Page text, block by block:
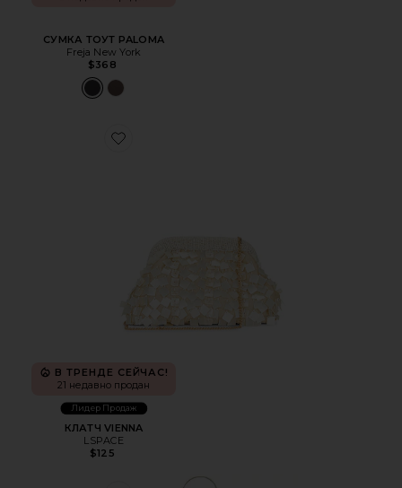
СУМКА ТОУТ PALOMA
Freja New York
$368
Favorite КЛАТЧ VIENNA
В ТРЕНДЕ СЕЙЧАС!
21 недавно продан
Лидер Продаж
КЛАТЧ VIENNA
LSPACE
$125